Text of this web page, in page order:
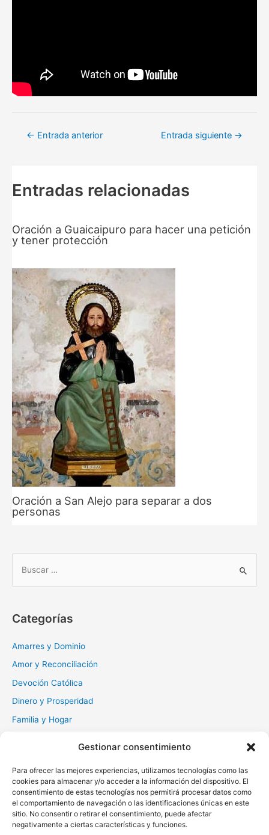
Gestionar consentimiento
Para ofrecer las mejores experiencias, utilizamos tecnologías como las
cookies para almacenar y/o acceder a la información del dispositivo. El
consentimiento de estas tecnologías nos permitirá procesar datos como
el comportamiento de navegación o las identificaciones únicas en este
sitio. No consentir o retirar el consentimiento, puede afectar
negativamente a ciertas características y funciones.
Navegación
← Entrada anterior Entrada siguiente →
Entradas relacionadas
Oración a Guaicaipuro para hacer una petición
y tener protección
Oración a San Alejo para separar a dos
personas
a
r
Categorías
Amarres y Dominio
Amor y Reconciliación
Devoción Católica
Dinero y Prosperidad
Familia y Hogar
Muerte y Difuntos
Oraciones Diarias
Otras
Protección y Liberación